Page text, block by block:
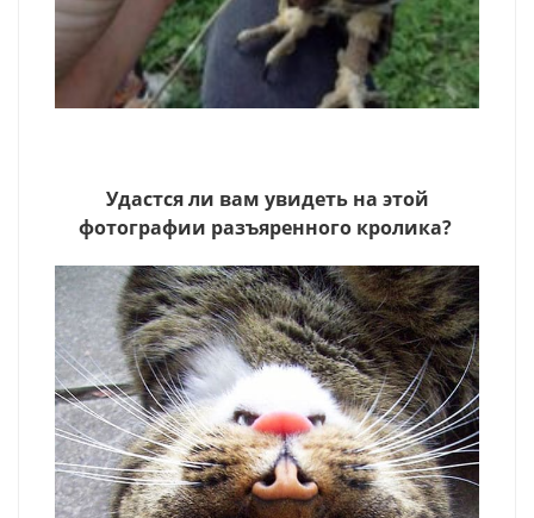
Удастся ли вам увидеть на этой
фотографии разъяренного кролика?